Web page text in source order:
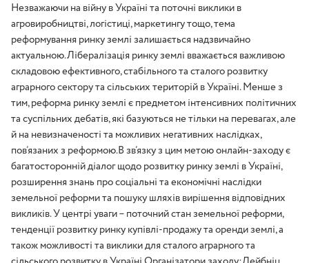
Незважаючи на війну в Україні та поточні виклики в
агровиробництві, логістиці, маркетингу тощо, тема
реформування ринку землі залишається надзвичайно
актуальною.Лібералізація ринку землі вважається важливою
складовою ефективного, стабільного та сталого розвитку
аграрного сектору та сільських територій в Україні. Менше з
тим, реформа ринку землі є предметом інтенсивних політичних
та суспільних дебатів, які базуються не тільки на перевагах, aле
й на невизначеності та можливих негативних наслідках,
пов’язаних з реформою.В зв’язку з цим метою онлайн-заходу є
багатосторонній діалог щодо розвитку ринку землі в Україні,
розширення знань про соціальні та економічні наслідки
земельної реформи та пошуку шляхів вирішення відповідних
викликів. У центрі уваги – поточний стан земельної реформи,
тенденції розвитку ринку купівлі-продажу та оренди землі, а
також можливості та виклики для сталого аграрного та